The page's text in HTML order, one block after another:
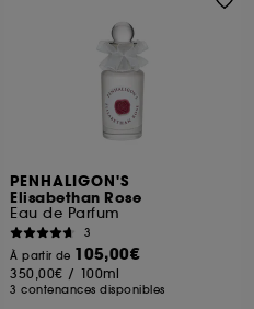
PENHALIGON'S
Elisabethan Rose
Eau de Parfum
3
À partir de 105,00€
350,00€ / 100ml
3 contenances disponibles